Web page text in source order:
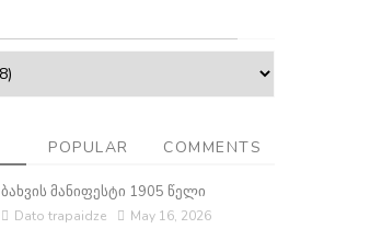
POPULAR COMMENTS
ბახვის მანიფესტი 1905 წელი
Dato trapaidze May 16, 2026